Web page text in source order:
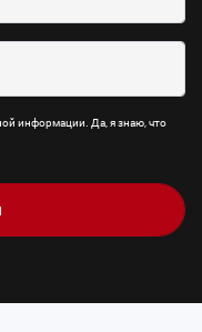
информации. Да, я знаю, что